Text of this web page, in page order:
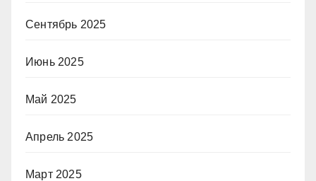
Сентябрь 2025
Июнь 2025
Май 2025
Апрель 2025
Март 2025